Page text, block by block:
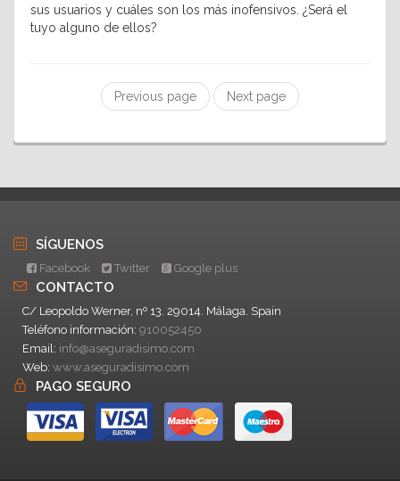
sus usuarios y cuáles son los más inofensivos. ¿Será el
tuyo alguno de ellos?
Previous page Next page
SÍGUENOS
Facebook Twitter Google plus
CONTACTO
C/ Leopoldo Werner, nº 13. 29014. Málaga. Spain
Teléfono información: 910052450
Email: info@aseguradisimo.com
Web: www.aseguradisimo.com
PAGO SEGURO